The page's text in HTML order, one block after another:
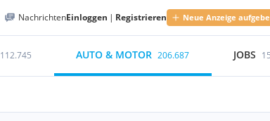
NachrichtenEinloggen | Registrieren Neue Anzeige
112.745 AUTO & MOTOR 206.687 JOBS